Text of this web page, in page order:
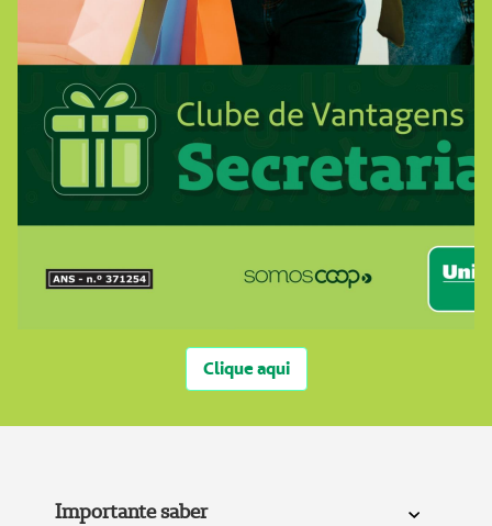
Clique aqui
Importante saber